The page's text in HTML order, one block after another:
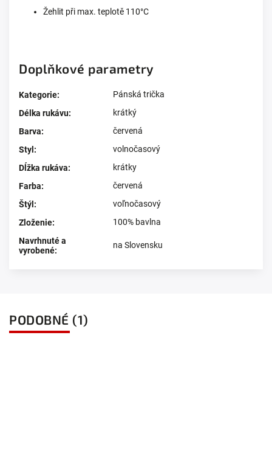
Žehlit při max. teplotě 110°C
Doplňkové parametry
Kategorie:
Pánská trička
Délka rukávu:
krátký
Barva:
červená
Styl :
volnočasový
Dĺžka rukáva:
krátky
Farba:
červená
Štýl :
voľnočasový
Zloženie:
100% bavlna
Navrhnuté a
vyrobené:
na Slovensku
PODOBNÉ (1)